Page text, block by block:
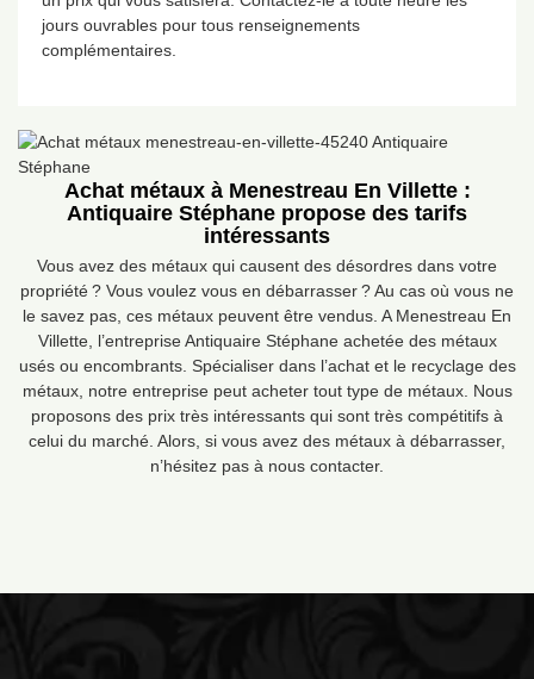
jours ouvrables pour tous renseignements
complémentaires.
Achat métaux à Menestreau En Villette :
Antiquaire Stéphane propose des tarifs
intéressants
Vous avez des métaux qui causent des désordres dans votre
propriété ? Vous voulez vous en débarrasser ? Au cas où vous ne
le savez pas, ces métaux peuvent être vendus. A Menestreau En
Villette, l’entreprise Antiquaire Stéphane achetée des métaux
usés ou encombrants. Spécialiser dans l’achat et le recyclage des
métaux, notre entreprise peut acheter tout type de métaux. Nous
proposons des prix très intéressants qui sont très compétitifs à
celui du marché. Alors, si vous avez des métaux à débarrasser,
n’hésitez pas à nous contacter.